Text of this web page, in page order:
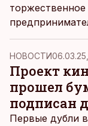
Ида-Вирумаа.
жюри признало
Narva.
НОВОСТИ
Проект
прошел
подписан
Первые дубли